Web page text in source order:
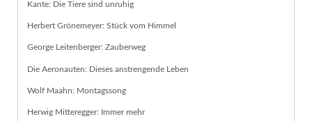
Kante: Die Tiere sind unruhig
Herbert Grönemeyer: Stück vom Himmel
George Leitenberger: Zauberweg
Die Aeronauten: Dieses anstrengende Leben
Wolf Maahn: Montagssong
Herwig Mitteregger: Immer mehr